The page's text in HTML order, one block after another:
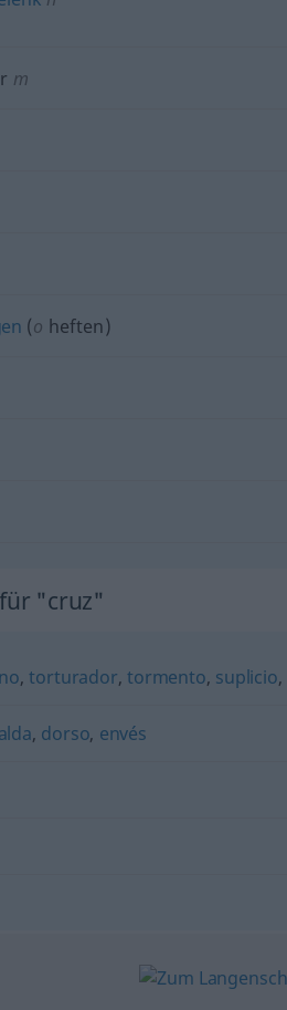
m
(o heften)
"cruz"
,torturador,tormento, suplicio,
, dorso, envés